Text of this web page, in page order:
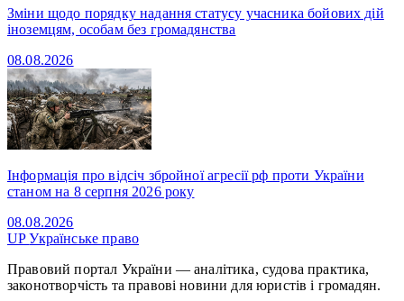
Зміни щодо порядку надання статусу учасника бойових дій
іноземцям, особам без громадянства
08.08.2026
Інформація про відсіч збройної агресії рф проти України
станом на 8 серпня 2026 року
08.08.2026
UPУкраїнське право
Правовий портал України — аналітика, судова практика,
законотворчість та правові новини для юристів і громадян.